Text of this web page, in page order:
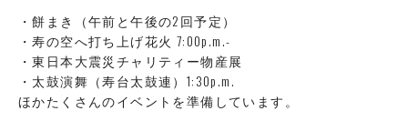
・餅まき（午前と午後の2回予定）
・寿の空へ打ち上げ花火 7:00p.m.-
・東日本大震災チャリティー物産展
・太鼓演舞（寿台太鼓連）1:30p.m.
ほかたくさんのイベントを準備しています。